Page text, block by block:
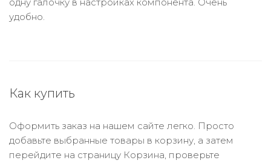
удобно.
Как купить
Оформить заказ на нашем сайте легко. Просто
добавьте выбранные товары в корзину, а затем
перейдите на страницу Корзина, проверьте